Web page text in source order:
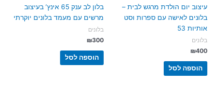
עיצוב יום הולדת מרגש לבית –
בלונים לאישה עם ספרות וסט
אותיות 53
בלונים
₪400
הוספה לסל
בלון לב ענק 65 אינץ’ בעיצוב
מרשים עם מעמד בלונים יוקרתי
בלונים
₪300
הוספה לסל